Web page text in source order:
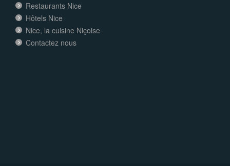
Restaurants Nice
Hôtels Nice
Nice, la cuisine Niçoise
Contactez nous